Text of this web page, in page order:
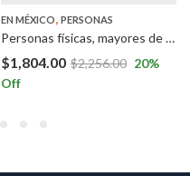
EN MÉXICO, PERSONAS
Personas físicas, mayores de edad, económicamente activas con ingresos superiores a 180 mil pesos mensuales en Ciudad de México, Nuevo León y Jalisco.
$1,804.00 $2,256.00 20%
Off